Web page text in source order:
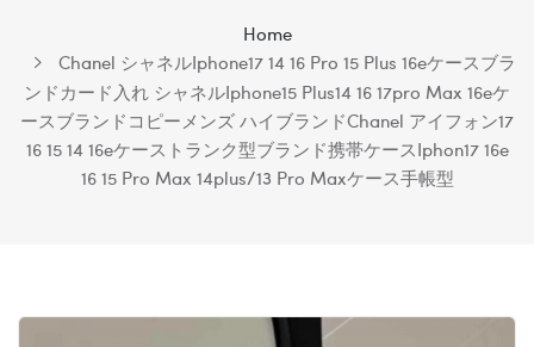
Home
Chanel シャネルiphone17 14 16 Pro 15 Plus 16eケースブラ
ンドカード入れ シャネルiphone15 Plus14 16 17pro Max 16eケ
ースブランドコピーメンズ ハイブランドChanel アイフォン17
16 15 14 16eケーストランク型ブランド携帯ケースiphon17 16e
16 15 Pro Max 14plus/13 Pro Maxケース手帳型